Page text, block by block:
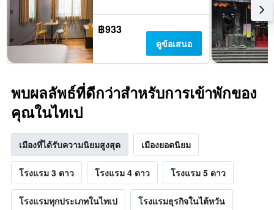
฿933
ดูข้อเสนอ
พบผลลัพธ์ที่ดีกว่าสำหรับการเข้าพักของ
คุณในไทเป
เมืองที่ได้รับความนิยมสูงสุด เมืองยอดนิยม
โรงแรม 3 ดาว โรงแรม 4 ดาว โรงแรม 5 ดาว
โรงแรมทุกประเภทในไทเป โรงแรมธุรกิจในไต้หวัน